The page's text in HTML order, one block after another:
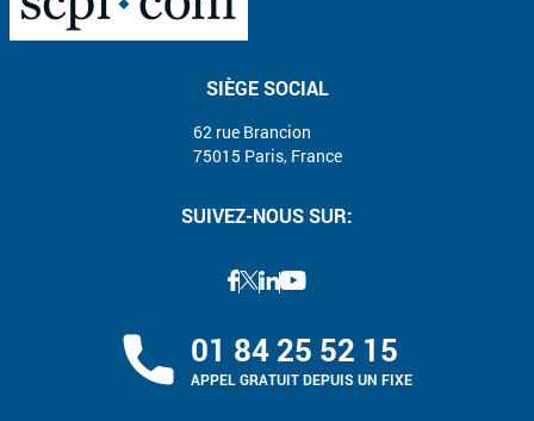
SIÈGE SOCIAL
62 rue Brancion
75015 Paris, France
SUIVEZ-NOUS SUR:
01 84 25 52 15
APPEL GRATUIT DEPUIS UN FIXE